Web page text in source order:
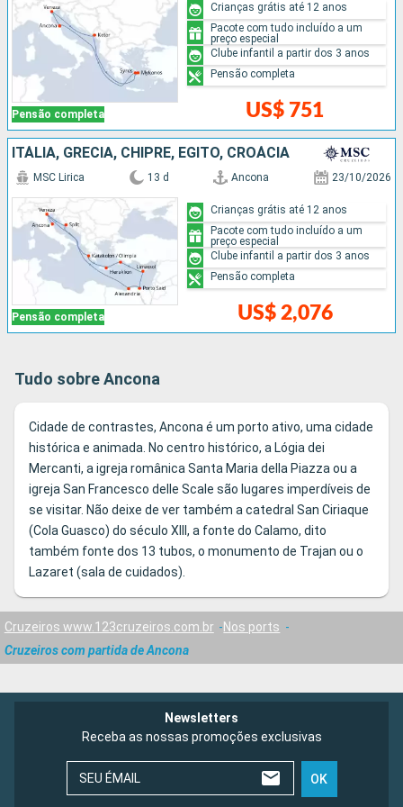
Pensão completa US$ 751
Crianças grátis até 12 anos
Pacote com tudo incluído a um
preço especial
Clube infantil a partir dos 3 anos
Pensão completa
ITÁLIA, GRÉCIA, CHIPRE, EGITO, CROÁCIA
Pensão completa
MSC Lirica 13 d Ancona 23/10/2026
US$ 2,076
Crianças grátis até 12 anos
Pacote com tudo incluído a um
preço especial
Clube infantil a partir dos 3 anos
Pensão completa
Tudo sobre Ancona
Cidade de contrastes, Ancona é um porto ativo, uma cidade
histórica e animada. No centro histórico, a Lógia dei
Mercanti, a igreja românica Santa Maria della Piazza ou a
igreja San Francesco delle Scale são lugares imperdíveis de
se visitar. Não deixe de ver também a catedral San Ciriaque
(Cola Guasco) do século XIII, a fonte do Calamo, dito
também fonte dos 13 tubos, o monumento de Trajan ou o
Lazaret (sala de cuidados).
Cruzeiros www.123cruzeiros.com.br
Nos ports
Cruzeiros com partida de Ancona
Newsletters
Receba as nossas promoções exclusivas
SEU ÉMAIL OK